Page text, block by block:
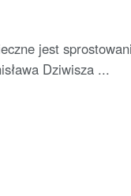
jest
Dziwisza ...